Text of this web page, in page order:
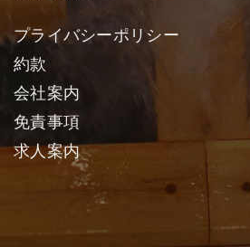
プライバシーポリシー
約款
会社案内
免責事項
求人案内